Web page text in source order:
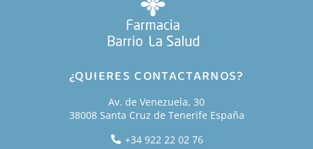
¿QUIERES CONTACTARNOS?
Av. de Venezuela, 30
38008 Santa Cruz de Tenerife España
+34 922 22 02 76